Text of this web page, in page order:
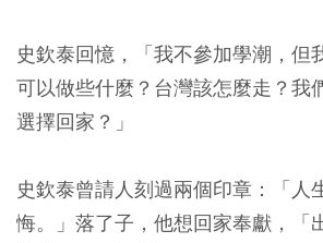
史欽泰回憶，「我不參加學潮，但
可以做些什麼？台灣該怎麼走？我
選擇回家？」
史欽泰曾請人刻過兩個印章：「人
悔。」落了子，他想回家奉獻，「